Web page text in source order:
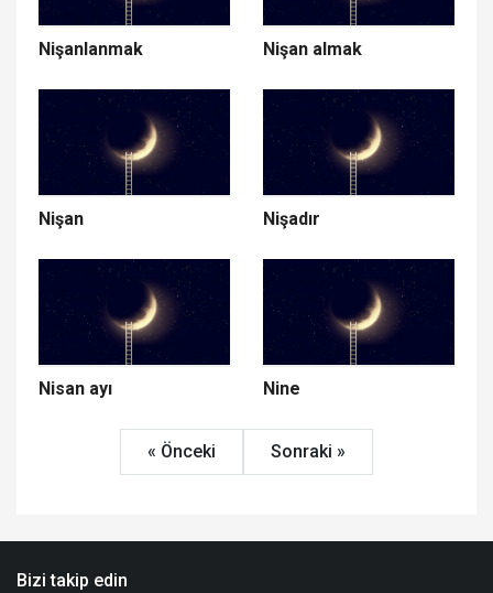
Nişanlanmak Nişan almak
Nişan Nişadır
Nisan ayı Nine
« Önceki Sonraki »
Bizi takip edin